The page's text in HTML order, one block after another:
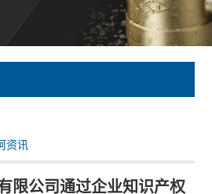
资讯
限公司通过企业知识产权